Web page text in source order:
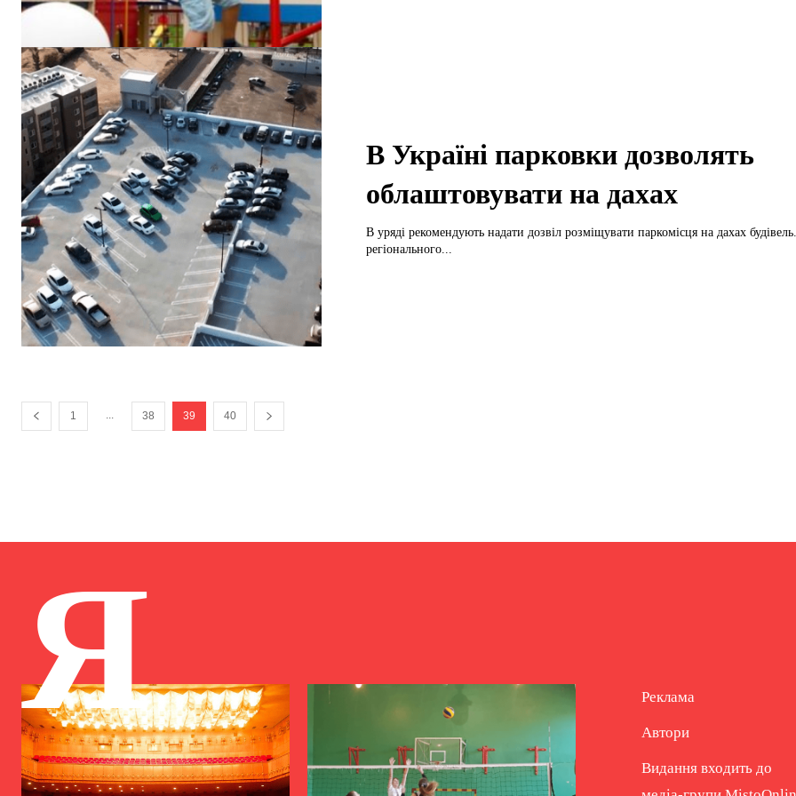
В Україні парковки дозволять
облаштовувати на дахах
В уряді рекомендують надати дозвіл розміщувати паркомісця на дахах будівель.
регіонального...
1 ... 38 39 40
Я Реклама
Автори
Видання входить до